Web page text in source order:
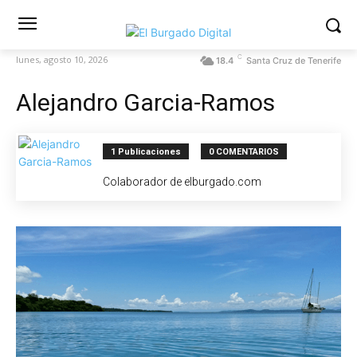
18.4 C Santa Cruz de Tenerife
lunes, agosto 10, 2026
Alejandro Garcia-Ramos
1 Publicaciones 0 COMENTARIOS
Colaborador de elburgado.com